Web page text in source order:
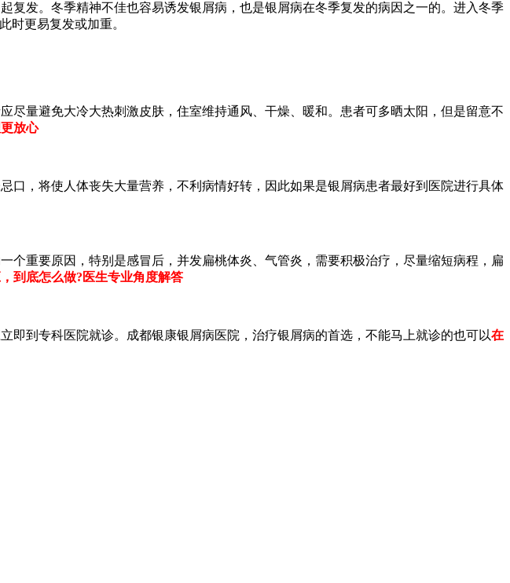
发。冬季精神不佳也容易诱发银屑病，也是银屑病在冬季复发的病因之一的。进入冬季
时更易复发或加重。
量避免大冷大热刺激皮肤，住室维持通风、干燥、暖和。患者可多晒太阳，但是留意不
放心
，将使人体丧失大量营养，不利病情好转，因此如果是银屑病患者最好到医院进行具体
重要原因，特别是感冒后，并发扁桃体炎、气管炎，需要积极治疗，尽量缩短病程，扁
到底怎么做?医生专业角度解答
到专科医院就诊。成都银康银屑病医院，治疗银屑病的首选，不能马上就诊的也可以在